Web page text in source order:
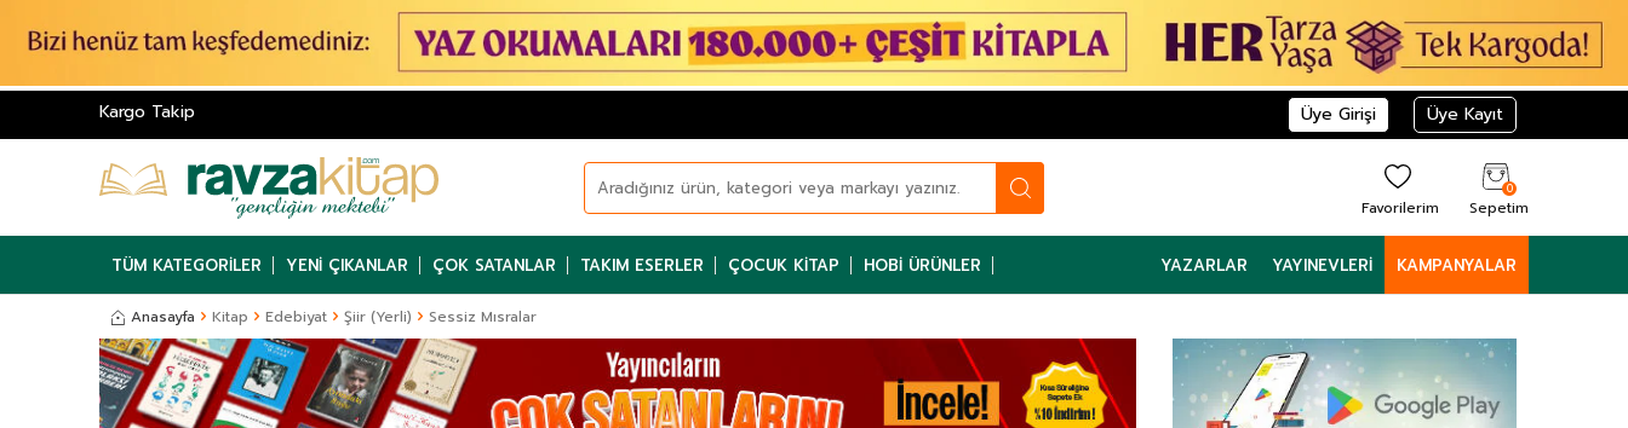
Kargo Takip Üye Girişi Üye Kayıt
Favorilerim
0
Sepetim
TÜM KATEGORILER YENI ÇIKANLAR ÇOK SATANLAR TAKIM ESERLER ÇOCUK KITAP HOBI ÜRÜNLER YAZARLAR YAYINEVLERI KAMPANYALAR
Anasayfa Kitap Edebiyat Şiir (Yerli) Sessiz Mısralar